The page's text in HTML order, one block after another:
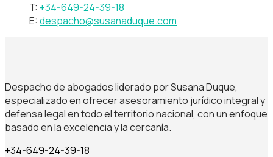
T: +34-649-24-39-18
E:despacho@susanaduque.com
Despacho de abogados liderado por Susana Duque,
especializado en ofrecer asesoramiento jurídico integral y
defensa legal en todo el territorio nacional, con un enfoque
basado en la excelencia y la cercanía.
+34-649-24-39-18